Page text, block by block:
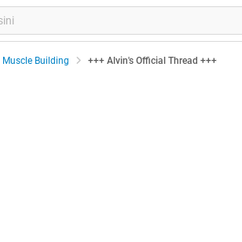
Muscle Building +++ Alvin's Official Thread +++